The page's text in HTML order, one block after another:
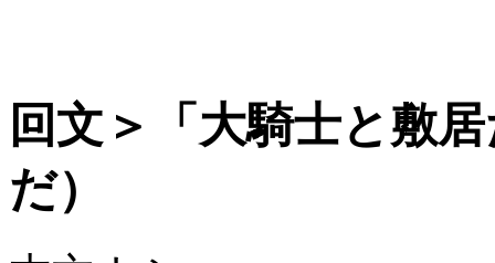
回文＞「大騎士と敷
だ）